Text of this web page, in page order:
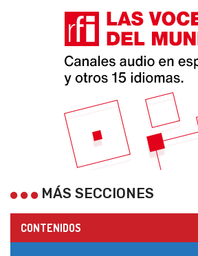
MÁS SECCIONES
CONTENIDOS